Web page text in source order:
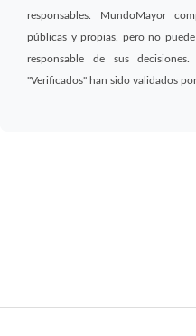
responsables. MundoMayor
públicas y propias, pero no
responsable de sus
"Verificados" han sido validados